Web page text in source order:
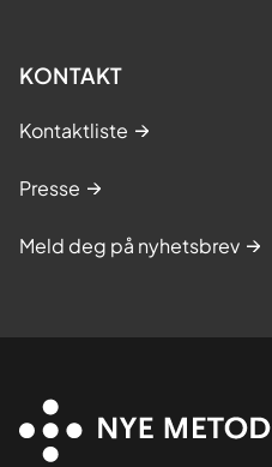
KONTAKT
Kontaktliste
Presse
Meld deg på nyhetsbrev